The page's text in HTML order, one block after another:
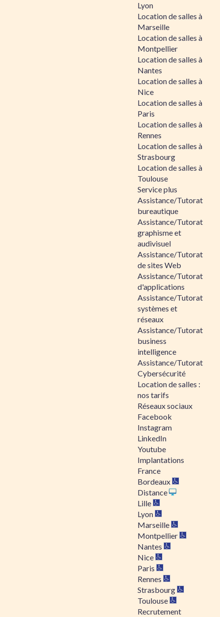
Lyon
Location de salles à
Marseille
Location de salles à
Montpellier
Location de salles à
Nantes
Location de salles à
Nice
Location de salles à
Paris
Location de salles à
Rennes
Location de salles à
Strasbourg
Location de salles à
Toulouse
Service plus
Assistance/Tutorat
bureautique
Assistance/Tutorat
graphisme et
audivisuel
Assistance/Tutorat
de sites Web
Assistance/Tutorat
d'applications
Assistance/Tutorat
systèmes et
réseaux
Assistance/Tutorat
business
intelligence
Assistance/Tutorat
Cybersécurité
Location de salles :
nos tarifs
Réseaux sociaux
Facebook
Instagram
LinkedIn
Youtube
Implantations
France
Bordeaux
Distance
Lille
Lyon
Marseille
Montpellier
Nantes
Nice
Paris
Rennes
Strasbourg
Toulouse
Recrutement